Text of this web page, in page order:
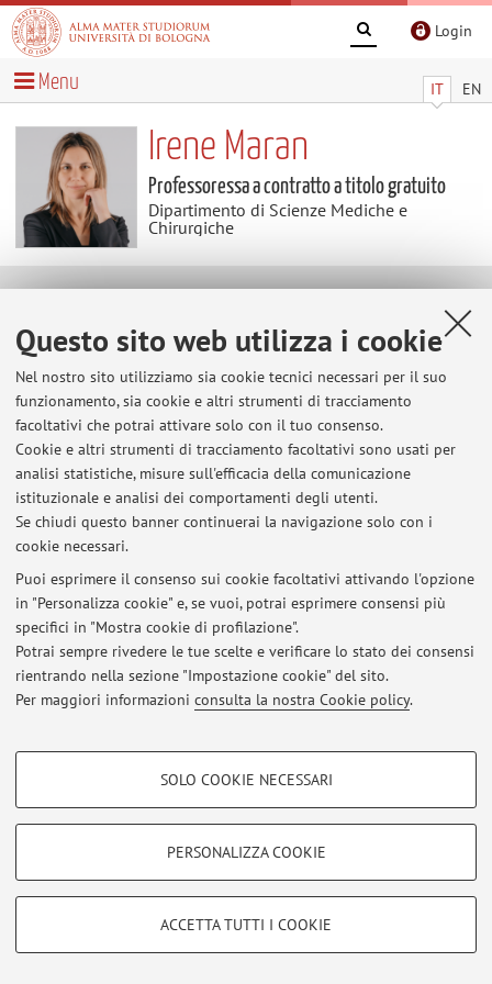
Questo sito web utilizza i cookie
Nel nostro sito utilizziamo sia cookie tecnici necessari per il suo
funzionamento, sia cookie e altri strumenti di tracciamento
facoltativi che potrai attivare solo con il tuo consenso.
Cookie e altri strumenti di tracciamento facoltativi sono usati per
analisi statistiche, misure sull'efficacia della comunicazione
istituzionale e analisi dei comportamenti degli utenti.
Se chiudi questo banner continuerai la navigazione solo con i
cookie necessari.
Puoi esprimere il consenso sui cookie facoltativi attivando l'opzione
in "Personalizza cookie" e, se vuoi, potrai esprimere consensi più
specifici in "Mostra cookie di profilazione".
Potrai sempre rivedere le tue scelte e verificare lo stato dei consensi
rientrando nella sezione "Impostazione cookie" del sito.
Per maggiori informazioni consulta la nostra Cookie policy.
COOKIE DI PROFILAZIONE - FACOLTATIVI
COOKIE TECNICI - NECESSARI
Si tratta di cookie tecnici utilizzati, a titolo esemplificativo, per il corretto
SOLO COOKIE NECESSARI
PERSONALIZZA COOKIE
ACCETTA TUTTI I COOKIE
Login
IT EN
Menu
Irene Maran
Professoressa a contratto a titolo gratuito
Dipartimento di Scienze Mediche e
Chirurgiche
Area riservata
Accedi tramiteloginper gestire tutti i contenuti del sito.
Zamboni, 33 - 40126 Bologna - Partita IVA: 01131710376
Privacy|Note legali |Impostazioni Cookie